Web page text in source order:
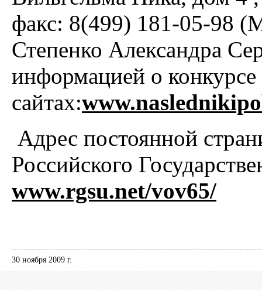
факс: 8(499) 181-05-98
Степенко Александра
информацией о
сайтах:
Адрес постоянной
Российского
www.rgsu.net/vov65/
30 ноября 2009 г.